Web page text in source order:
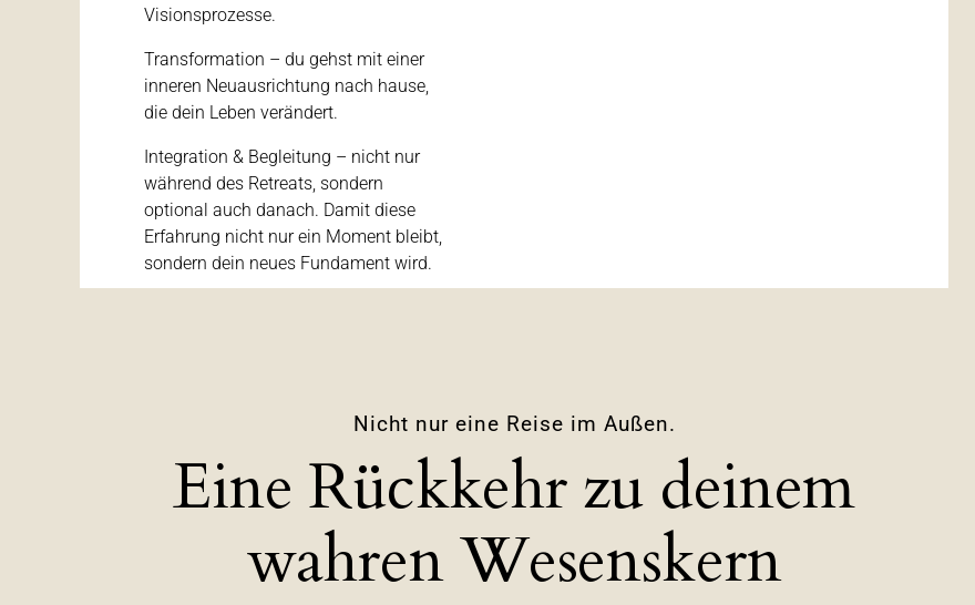
Visionsprozesse.
Transformation – du gehst mit einer
inneren Neuausrichtung nach hause,
die dein Leben verändert.
Integration & Begleitung – nicht nur
während des Retreats, sondern
optional auch danach. Damit diese
Erfahrung nicht nur ein Moment bleibt,
sondern dein neues Fundament wird.
Nicht nur eine Reise im Außen.
Eine Rückkehr zu deinem
wahren Wesenskern